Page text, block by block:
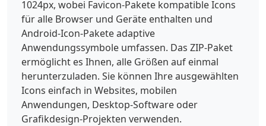
1024px, wobei Favicon-Pakete kompatible Icons
für alle Browser und Geräte enthalten und
Android-Icon-Pakete adaptive
Anwendungssymbole umfassen. Das ZIP-Paket
ermöglicht es Ihnen, alle Größen auf einmal
herunterzuladen. Sie können Ihre ausgewählten
Icons einfach in Websites, mobilen
Anwendungen, Desktop-Software oder
Grafikdesign-Projekten verwenden.